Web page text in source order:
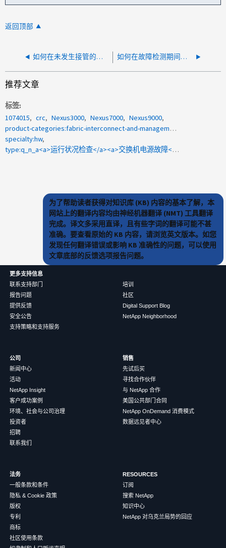
返回顶部
如何在未发生接管的情况下通过USB外部设备从已关闭的系统收集核心文件 如何在故障检测期间收集 AFF C250 上必要的日志信息
推荐文章
标签
1074015
crc Nexus3000 Nexus7000
Nexus9000
product-categories:fabric-interconnect-and-management-switches
specialty:hw
type:q_n_a<a>运行状况检查</a><a>交换机电源故障</a>
为了帮助读者获得对知识库 (KB) 内容的基本了解，本
网站上的翻译内容均由神经机器翻译 (NMT) 工具翻译
完成。译文多采用直译，且有些字词的翻译可能不甚
准确。要查看原始的 KB 内容，请浏览英文版本。如您
发现任何翻译错误或影响 KB 准确性的问题，可以使用
文章底部的反馈选项报告问题。
更多支持信息
联系支持部门
报告问题
提供反馈
安全公告
支持策略和支持服务
培训
社区
Digital Support Blog
NetApp Neighborhood
公司
新闻中心
活动
NetApp Insight
客户成功案例
环境、社会与公司治理
投资者
招聘
联系我们
销售
先试后买
寻找合作伙伴
与 NetApp 合作
美国公共部门合同
NetApp OnDemand 消费模式
数据远见者中心
法务
一般条款和条件
隐私 & Cookie 政策
版权
专利
商标
社区使用条款
RESOURCES
订阅
搜索 NetApp
知识中心
NetApp 对乌克兰局势的回应